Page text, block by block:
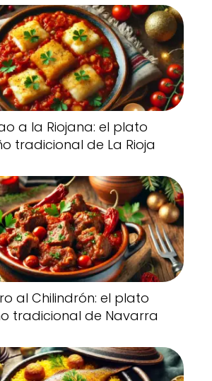
a la Riojana: el plato
tradicional de La Rioja
al Chilindrón: el plato
tradicional de Navarra